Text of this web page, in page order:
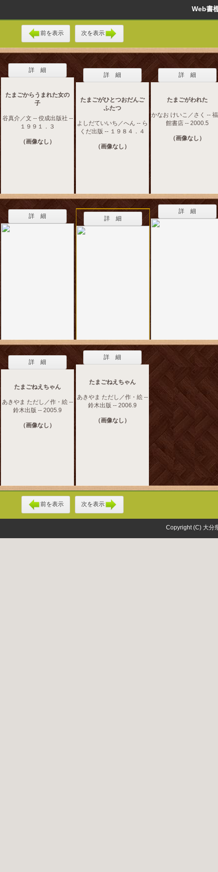
Web
前を表示 次を表示
詳 細
たまごからうまれた女の
子
谷真介／文 -- 佼成出版社 --
１９９１．３
（画像なし）
詳 細
たまごがひとつおだんご
ふたつ
よしだていいち／へん -- ら
くだ出版 -- １９８４．４
（画像なし）
詳 細
たまごがわれた
かなお けいこ／さく --
館書店 -- 2000.5
（画像なし）
詳 細 詳 細
詳 細
詳 細
たまごねえちゃん
あきやま ただし／作・絵 --
鈴木出版 -- 2005.9
（画像なし）
詳 細
たまごねえちゃん
あきやま ただし／作・絵 --
鈴木出版 -- 2006.9
（画像なし）
前を表示 次を表示
Copyright (C) 大分